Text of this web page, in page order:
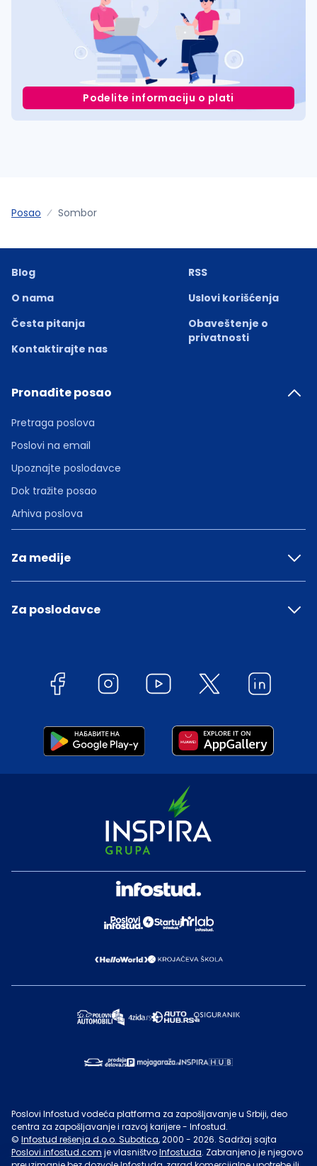
Podelite informaciju o plati
Posao Sombor
Blog
O nama
Česta pitanja
Kontaktirajte nas
RSS
Uslovi korišćenja
Obaveštenje o
privatnosti
Pronađite posao
Pretraga poslova
Poslovi na email
Upoznajte poslodavce
Dok tražite posao
Arhiva poslova
Za medije
Za poslodavce
Poslovi Infostud vodeća platforma za zapošljavanje u Srbiji, deo
centra za zapošljavanje i razvoj karijere - Infostud.
© Infostud rešenja d.o.o. Subotica, 2000 - 2026. Sadržaj sajta
Poslovi.infostud.com je vlasništvoInfostuda. Zabranjeno je njegovo